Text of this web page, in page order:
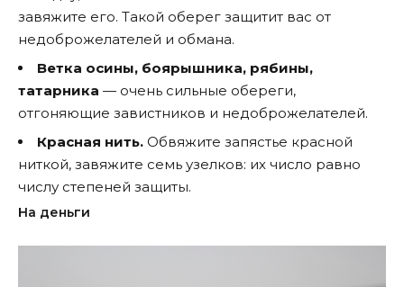
завяжите его. Такой оберег защитит вас от
недоброжелателей и обмана.
Ветка осины, боярышника, рябины,
татарника — очень сильные обереги,
отгоняющие завистников и недоброжелателей.
Красная нить. Обвяжите запястье красной
ниткой, завяжите семь узелков: их число равно
числу степеней защиты.
На деньги